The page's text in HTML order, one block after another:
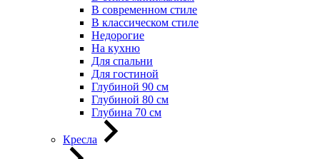
В современном стиле
В классическом стиле
Недорогие
На кухню
Для спальни
Для гостиной
Глубиной 90 см
Глубиной 80 см
Глубина 70 см
Кресла